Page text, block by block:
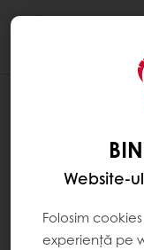
Website-
Folosim
experiență pe